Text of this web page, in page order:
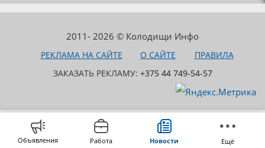
2011- 2026 © Колодищи Инфо
РЕКЛАМА НА САЙТЕ О САЙТЕ
ПРАВИЛА
ЗАКАЗАТЬ РЕКЛАМУ: +375 44 749-54-57
Объявления Работа Новости Ещё